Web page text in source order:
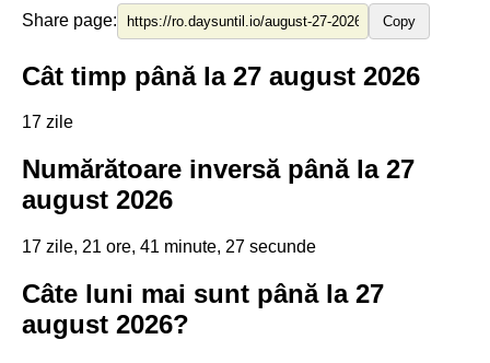
Share page: Copy
Cât timp până la 27 august 2026
17 zile
Numărătoare inversă până la 27
august 2026
17 zile, 21 ore, 41 minute, 27 secunde
Câte luni mai sunt până la 27
august 2026?